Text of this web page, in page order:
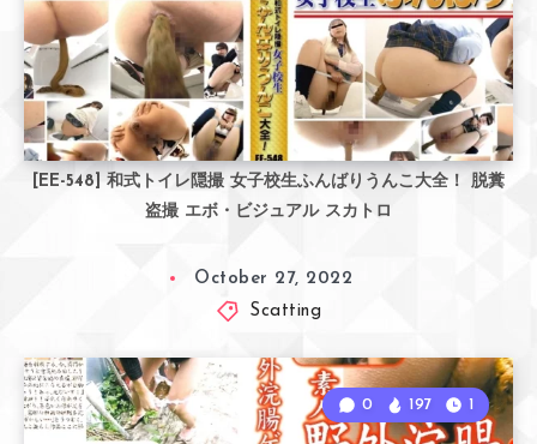
[EE-548] 和式トイレ隠撮 女子校生ふんばりうんこ大全！ 脱糞
盗撮 エボ・ビジュアル スカトロ
October 27, 2022
Scatting
0 197 1